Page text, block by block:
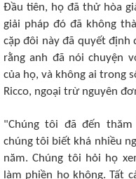
Đầu tiên, họ đã thử hòa
giải pháp đó đã không
cặp đôi này đã quyết định
rằng anh đã nói chuyện
của họ, và không ai trong
Ricco, ngoại trừ nguyên
"Chúng tôi đã đến
chúng tôi biết khá nhiều
năm. Chúng tôi hỏi họ
làm phiền họ không. Tất